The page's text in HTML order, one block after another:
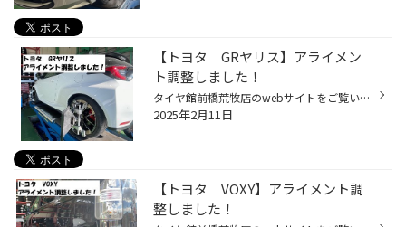
【トヨタ GRヤリス】アライメン
ト調整しました！
タイヤ館前橋荒牧店のwebサイトをご覧いただきありがとうございます。 今回はトヨタの【GRヤリス】のアライメント調整のご紹介です。 足回りの部品を交換したという事でのご依頼となります。 コチラのお車の調整箇所は ・前輪 トー角 ・後輪 トー角 計２か所の調整が可能となっております。 後輪・...
2025年2月11日
【トヨタ VOXY】アライメント調
整しました！